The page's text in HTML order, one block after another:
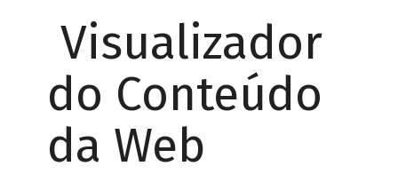
Visualizador
do Conteúdo
da Web